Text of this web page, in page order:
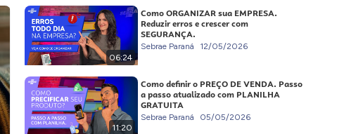
06:24
Como ORGANIZAR sua EMPRESA.
Reduzir erros e crescer com
SEGURANÇA.
Sebrae Paraná 12/05/2026
11:20
Como definir o PREÇO DE VENDA. Passo
a passo atualizado com PLANILHA
GRATUITA
Sebrae Paraná 05/05/2026